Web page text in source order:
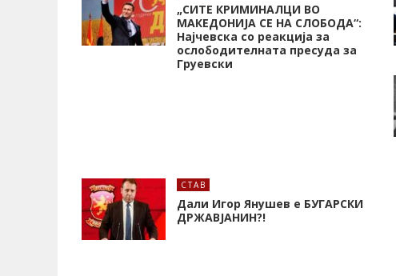
„СИТЕ КРИМИНАЛЦИ ВО
МАКЕДОНИЈА СЕ НА СЛОБОДА“:
Најчевска со реакција за
ослободителната пресуда за
Груевски
СТАВ
Дали Игор Янушев е БУГАРСКИ
ДРЖАВЈАНИН?!